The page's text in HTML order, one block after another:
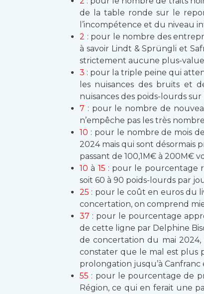
de la table ronde sur le
l’incompétence et du niveau
2 : pour le nombre des
à savoir Lindt & Sprüngli et
strictement aucune plus-
3 : pour la triple peine qui
les nuisances des bruits et
nuisances des poids-lourds
7 : pour le nombre de
n’empêche pas les très
10 : pour le nombre de mois
2024 mais qui sont désormais
passant de 100,1M€ à 200M€
10 à 15 : pour le pourcentage
soit 60 à 90 poids-lourds par
25 : pour le coût en euros du
concertation, on comprend
37 : pour le pourcentage
de cette ligne par Delphine
de concertation du mai
constater que le mal est plus
prolongation jusqu’à
55 : pour le pourcentage de
Région, ce qui en ferait une